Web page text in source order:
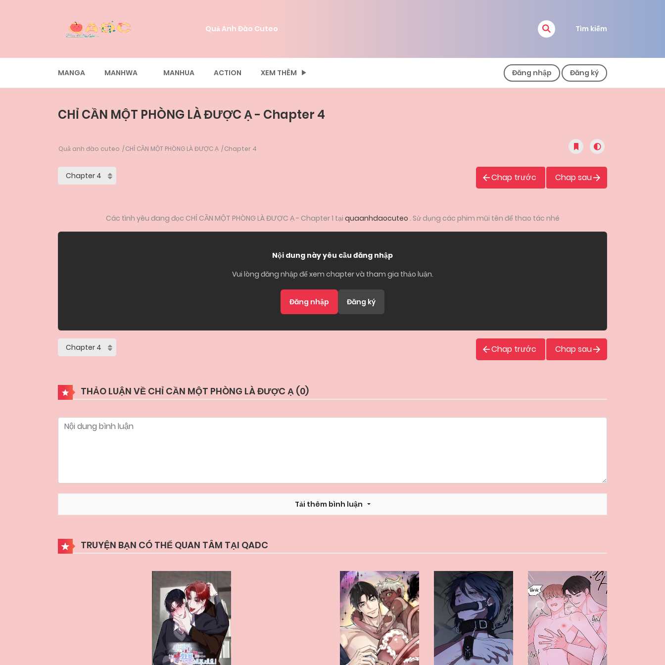
Quả Anh Đào Cuteo Tìm kiếm
MANGA MANHWA MANHUA ACTION XEM THÊM Đăng nhập Đăng ký
CHỈ CẦN MỘT PHÒNG LÀ ĐƯỢC Ạ - Chapter 4
Quả anh đào cuteo CHỈ CẦN MỘT PHÒNG LÀ ĐƯỢC Ạ Chapter 4
Chap trước Chap sau
Các tình yêu đang đọc CHỈ CẦN MỘT PHÒNG LÀ ĐƯỢC Ạ - Chapter 1 tại quaanhdaocuteo . Sử dụng các phim mũi tên để thao tác nhé
Nội dung này yêu cầu đăng nhập
Vui lòng đăng nhập để xem chapter và tham gia thảo luận.
Đăng nhập Đăng ký
Chap trước Chap sau
THẢO LUẬN VỀ CHỈ CẦN MỘT PHÒNG LÀ ĐƯỢC Ạ (0)
Tải thêm bình luận
TRUYỆN BẠN CÓ THỂ QUAN TÂM TẠI QADC